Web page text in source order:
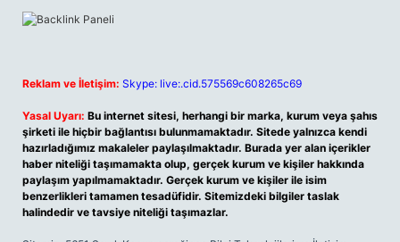
Reklam ve İletişim: Skype: live:.cid.575569c608265c69
Yasal Uyarı: Bu internet sitesi, herhangi bir marka, kurum veya şahıs
şirketi ile hiçbir bağlantısı bulunmamaktadır. Sitede yalnızca kendi
hazırladığımız makaleler paylaşılmaktadır. Burada yer alan içerikler
haber niteliği taşımamakta olup, gerçek kurum ve kişiler hakkında
paylaşım yapılmamaktadır. Gerçek kurum ve kişiler ile isim
benzerlikleri tamamen tesadüfidir. Sitemizdeki bilgiler taslak
halindedir ve tavsiye niteliği taşımazlar.